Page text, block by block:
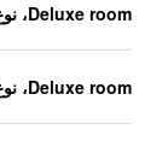
Deluxe room، نوع السرير غير معروف
Deluxe room، نوع السرير غير معروف